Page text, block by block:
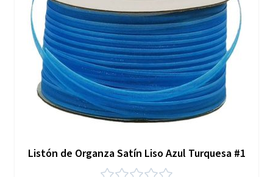
Listón de Organza Satín Liso Azul Turquesa #1